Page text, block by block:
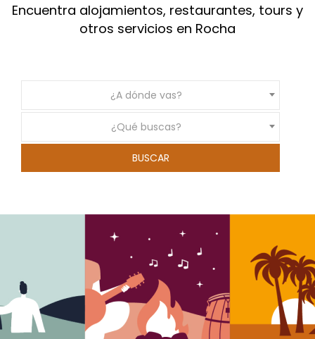
Encuentra alojamientos, restaurantes, tours y
otros servicios en Rocha
¿A dónde vas?
¿Qué buscas?